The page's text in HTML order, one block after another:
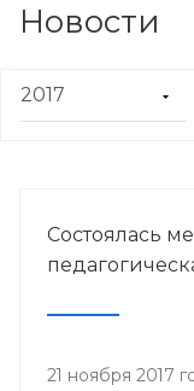
Новости
Состоялась
21 ноября 2017